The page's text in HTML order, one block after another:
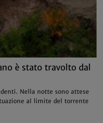
è stato travolto dal
Nella notte sono attese
al limite del torrente